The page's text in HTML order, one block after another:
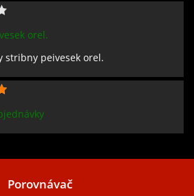
orel.
stribny peivesek orel.
Porovnávač